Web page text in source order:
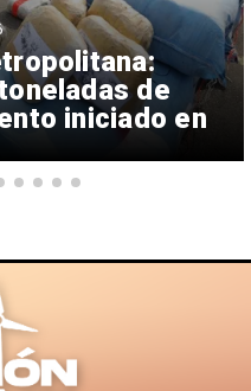
de
iniciado en